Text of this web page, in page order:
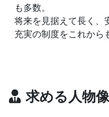
も多数。
将来を見据えて長く、
充実の制度をこれから
求める人物像